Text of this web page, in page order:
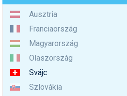
Ausztria
Franciaország
Magyarország
Olaszország
Svájc
Szlovákia